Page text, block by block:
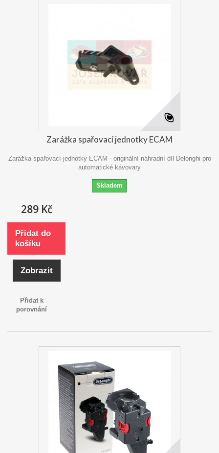
Zarážka spařovací jednotky ECAM
Zarážka spařovací jednotky ECAM - originální náhradní díl Delonghi pro
automatické kávovary
Skladem
289 Kč
Přidat do
košíku
Zobrazit
Přidat k
porovnání